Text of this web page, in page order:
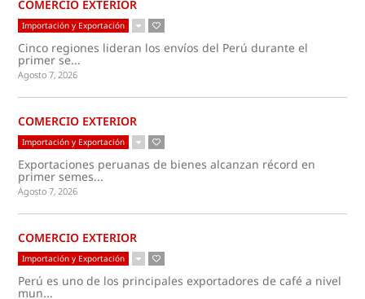
COMERCIO EXTERIOR
Importación y Exportación
Cinco regiones lideran los envíos del Perú durante el
primer se...
Agosto 7, 2026
COMERCIO EXTERIOR
Importación y Exportación
Exportaciones peruanas de bienes alcanzan récord en
primer semes...
Agosto 7, 2026
COMERCIO EXTERIOR
Importación y Exportación
Perú es uno de los principales exportadores de café a nivel
mun...